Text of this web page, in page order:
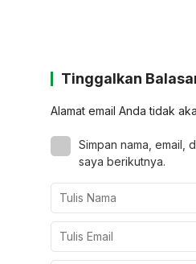
Tinggalkan
Alamat email Anda tidak
Simpan nama, email,
saya berikutnya.